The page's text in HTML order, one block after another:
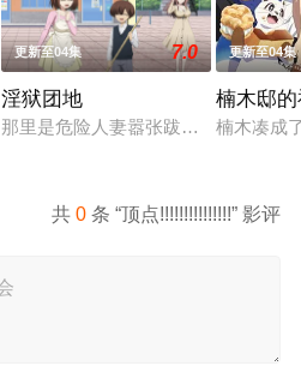
更新至04集 7.0
淫狱团地
那里是危险人妻嚣张跋扈的魔之社
更新至04集
楠木邸
楠木凑成
共0 条 “顶点!!!!!!!!!!!!!!!” 影评